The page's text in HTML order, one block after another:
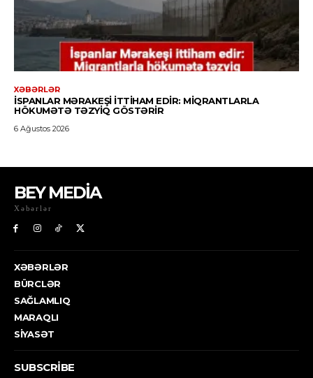
BEY MEDİA
Xəbərlər
XƏBƏRLƏR
BÜRCLƏR
SAĞLAMLIQ
MARAQLI
SIYASƏT
SUBSCRIBE